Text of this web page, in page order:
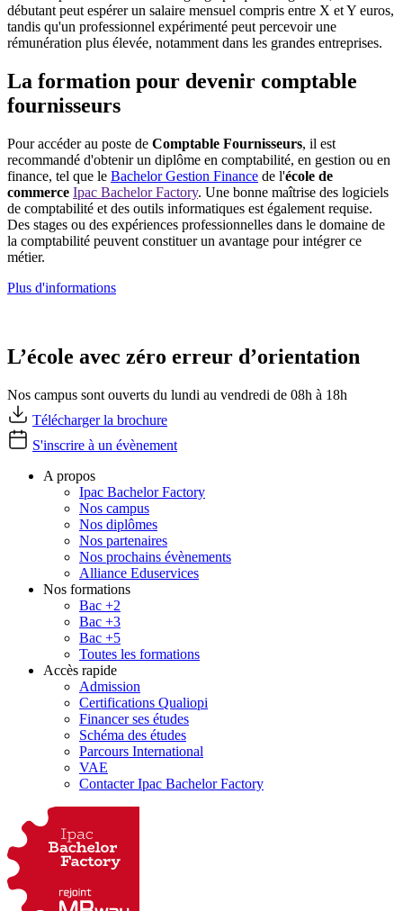
débutant peut espérer un salaire mensuel compris entre X et Y euros,
tandis qu'un professionnel expérimenté peut percevoir une
rémunération plus élevée, notamment dans les grandes entreprises.
La formation pour devenir comptable
fournisseurs
Pour accéder au poste de Comptable Fournisseurs, il est
recommandé d'obtenir un diplôme en comptabilité, en gestion ou en
finance, tel que le Bachelor Gestion Finance de l'école de
commerce Ipac Bachelor Factory. Une bonne maîtrise des logiciels
de comptabilité et des outils informatiques est également requise.
Des stages ou des expériences professionnelles dans le domaine de
la comptabilité peuvent constituer un avantage pour intégrer ce
métier.
Plus d'informations
L’école avec zéro erreur d’orientation
Nos campus sont ouverts du lundi au vendredi de 08h à 18h
Télécharger la brochure
S'inscrire à un évènement
A propos
Ipac Bachelor Factory
Nos campus
Nos diplômes
Nos partenaires
Nos prochains évènements
Alliance Eduservices
Nos formations
Bac +2
Bac +3
Bac +5
Toutes les formations
Accès rapide
Admission
Certifications Qualiopi
Financer ses études
Schéma des études
Parcours International
VAE
Contacter Ipac Bachelor Factory